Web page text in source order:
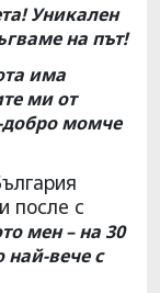
Уникален
на път!
има
ми от
добро момче
после с
мен – на 30
най-вече с